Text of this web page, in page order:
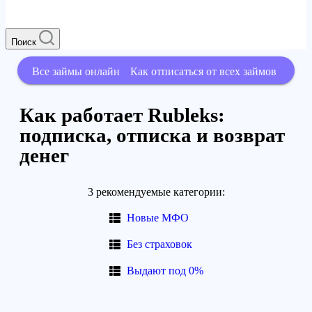
Поиск
Все займы онлайн Как отписаться от всех займов
Как работает Rubleks:
подписка, отписка и возврат
денег
3 рекомендуемые категории:
Новые МФО
Без страховок
Выдают под 0%